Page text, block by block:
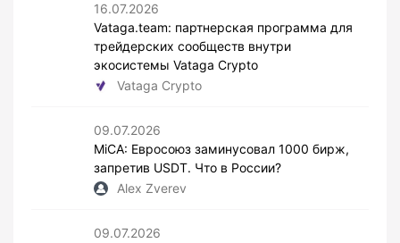
16.07.2026
Vataga.team: партнерская программа для
трейдерских сообществ внутри
экосистемы Vataga Crypto
Vataga Crypto
09.07.2026
MiCA: Евросоюз заминусовал 1000 бирж,
запретив USDT. Что в России?
Alex Zverev
09.07.2026